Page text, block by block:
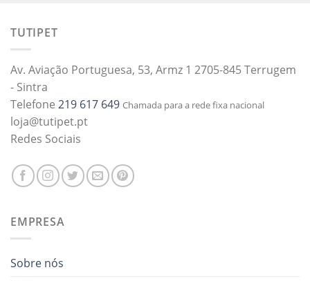
TUTIPET
Av. Aviação Portuguesa, 53, Armz 1 2705-845 Terrugem
- Sintra
Telefone 219 617 649 Chamada para a rede fixa nacional
loja@tutipet.pt
Redes Sociais
EMPRESA
Sobre nós